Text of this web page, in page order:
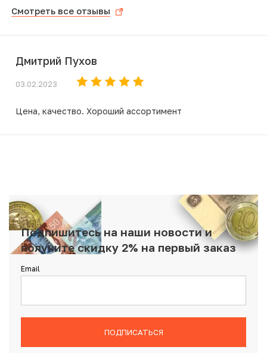
Смотреть все отзывы
Дмитрий Пухов
03.02.2023
Цена, качество. Хороший ассортимент
Подпишитесь на наши новости и
получите скидку 2% на первый заказ
Email
ПОДПИСАТЬСЯ